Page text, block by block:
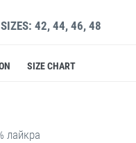
SIZES: 42, 44, 46, 48
SIZE CHART
лайкра